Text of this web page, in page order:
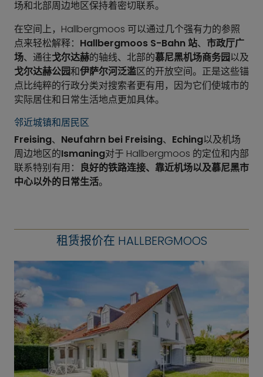
场和北部周边地区保持着密切联系。
在空间上，Hallbergmoos 可以通过几个强有力的参照
点来轻松解释： Hallbergmoos S-Bahn 站、 市政厅广
场、通往戈尔达赫的轴线、北部的慕尼黑机场商务园以及
戈尔达赫公园和伊萨尔河泛滥区的开放空间。正是这些锚
点比纯粹的行政分类对搜索者更有用，因为它们使城市的
实际居住和日常生活地点更加具体。
邻近城镇和居民区
Freising、 Neufahrn bei Freising、 Eching以及机场
周边地区的Ismaning对于 Hallbergmoos 的定位和内部
联系特别有用： 良好的铁路连接、靠近机场以及慕尼黑市
中心以外的日常生活。
租赁报价在 HALLBERGMOOS